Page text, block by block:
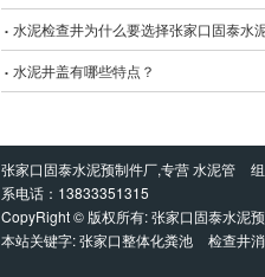
水泥井盖有哪些特点？
张家口固泰水泥预制件厂,专营水泥管
系电话： 13833351315
CopyRight © 版权所有:张家口固泰水泥
本站关键字:张家口整体化粪池 检查井